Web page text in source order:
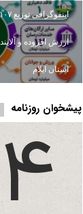
استان ایلام
پیشخوان روزنامه